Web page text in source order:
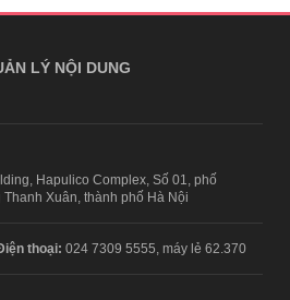
LÝ NỘI DUNG
Hapulico Complex, Số 01, phố
Xuân, thành phố Hà Nội
thoại: 024 7309 5555, máy lẻ 62.370